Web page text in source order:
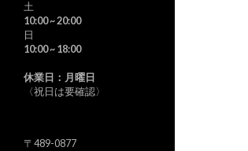
土
10:00~ 20:00
日
10:00~ 18:00
休業日：月曜日
〈祝日は要確認〉
〒489-0877